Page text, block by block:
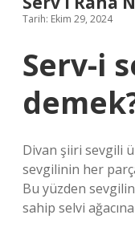
Tarih: Ekim 29, 2024
Serv-i
Divan şiiri sevgili
sevgilinin her
Bu yüzden
sahip selvi